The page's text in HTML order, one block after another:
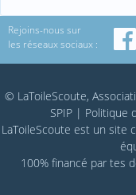
Rejoins-nous sur
les réseaux sociaux :
© LaToileScoute,
SPIP| Politique
LaToileScoute est un site
100% financé par tes